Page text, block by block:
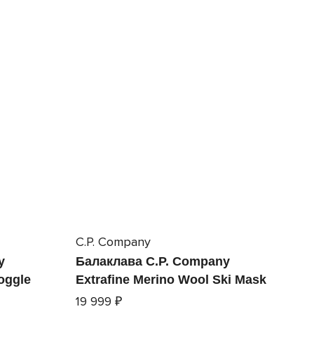
C.P. Company
Балаклава C.P. Company
Extrafine Merino Wool Ski Mask
19 999 ₽